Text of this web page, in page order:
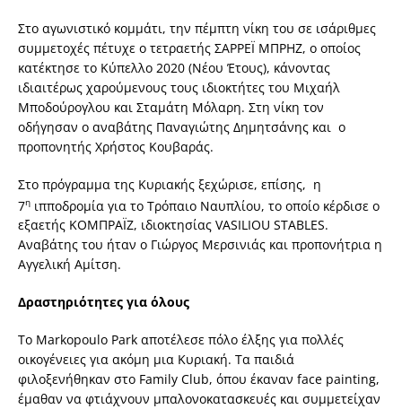
Στο αγωνιστικό κομμάτι, την πέμπτη νίκη του σε ισάριθμες
συμμετοχές πέτυχε ο τετραετής ΣΑΡΡΕΪ ΜΠΡΗΖ, ο οποίος
κατέκτησε το Κύπελλο 2020 (Νέου Έτους), κάνοντας
ιδιαιτέρως χαρούμενους τους ιδιοκτήτες του Μιχαήλ
Μποδούρογλου και Σταμάτη Μόλαρη. Στη νίκη τον
οδήγησαν ο αναβάτης Παναγιώτης Δημητσάνης και ο
προπονητής Χρήστος Κουβαράς.
Στο πρόγραμμα της Κυριακής ξεχώρισε, επίσης, η
7η ιπποδρομία για το Τρόπαιο Ναυπλίου, το οποίο κέρδισε ο
εξαετής ΚΟΜΠΡΑΪΖ, ιδιοκτησίας VASILIOU STABLES.
Αναβάτης του ήταν ο Γιώργος Μερσινιάς και προπονήτρια η
Αγγελική Αμίτση.
Δραστηριότητες για όλους
Το Markopoulo Park αποτέλεσε πόλο έλξης για πολλές
οικογένειες για ακόμη μια Κυριακή. Τα παιδιά
φιλοξενήθηκαν στο Family Club, όπου έκαναν face painting,
έμαθαν να φτιάχνουν μπαλονοκατασκευές και συμμετείχαν